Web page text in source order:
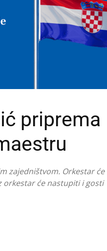
priprema
zajedništvom. Orkestar
orkestar će nastupiti i gosti